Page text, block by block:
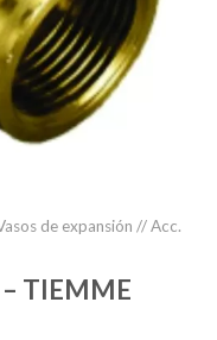
de expansión // Acc.
TIEMME